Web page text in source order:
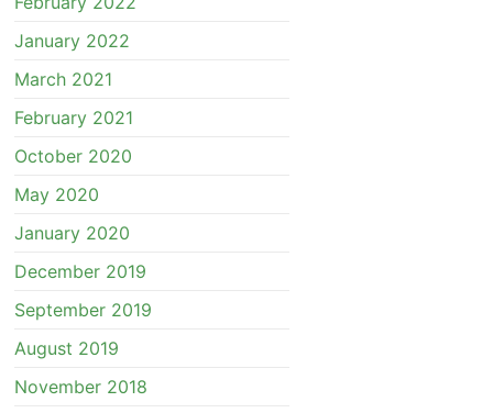
January 2022
March 2021
February 2021
October 2020
May 2020
January 2020
December 2019
September 2019
August 2019
November 2018